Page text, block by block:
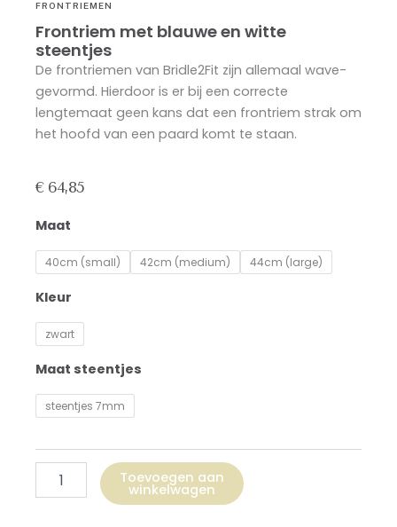
FRONTRIEMEN
Frontriem met blauwe en witte
steentjes
De frontriemen van Bridle2Fit zijn allemaal wave-
gevormd. Hierdoor is er bij een correcte
lengtemaat geen kans dat een frontriem strak om
het hoofd van een paard komt te staan.
€64,85
Maat
40cm (small) 42cm (medium) 44cm (large)
Kleur
zwart
Maat steentjes
steentjes 7mm
met
blauwe
en
steentjes
aantal
Toevoegen aan
winkelwagen